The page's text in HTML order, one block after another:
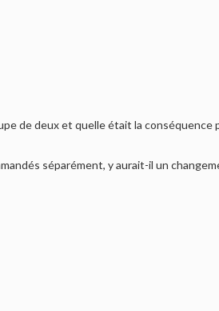
de deux et quelle était la conséquence
séparément, y aurait-il un